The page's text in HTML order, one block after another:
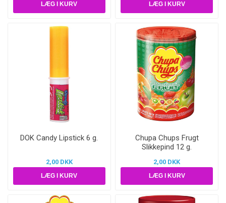
DOK Candy Lipstick 6 g.
2,00 DKK
Chupa Chups Frugt
Slikkepind 12 g.
2,00 DKK